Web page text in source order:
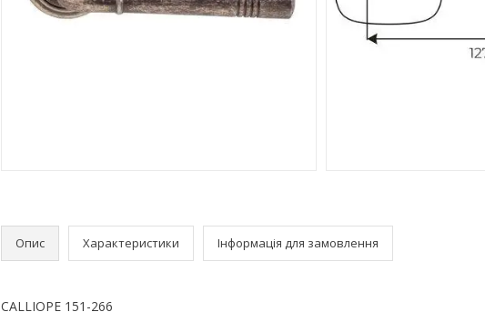
Опис Характеристики Інформація для замовлення
CALLIOPE 151-266